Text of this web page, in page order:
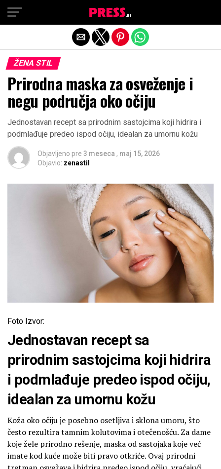
ŽENA STIL
Prirodna maska za osveženje i
negu područja oko očiju
Jednostavan recept sa prirodnim sastojcima koji hidrira i
podmlađuje predeo ispod očiju, idealan za umornu kožu
Objavljeno pre 3 meseca , maj 15, 2026
Objavio: zenastil
Foto Izvor:
Jednostavan recept sa
prirodnim sastojcima koji hidrira
i podmlađuje predeo ispod očiju,
idealan za umornu kožu
Koža oko očiju je posebno osetljiva i sklona umoru, što
često rezultira tamnim kolutovima i otečenošću. Za dame
koje žele prirodno rešenje, maska od sastojaka koje već
imate kod kuće može biti pravo otkriće. Ovaj prirodni
Exit mobile version